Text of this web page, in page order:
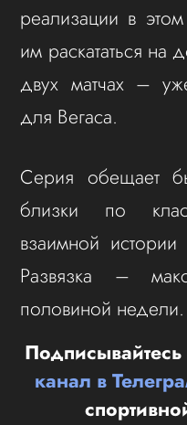
реализации в
им раскататься
двух матчах –
для Вегаса.
Серия обещает
близки по
взаимной
Развязка –
половиной недели.
канал в